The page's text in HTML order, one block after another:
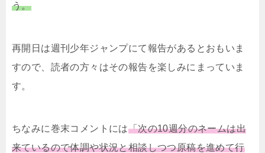
う。
再開日は週刊少年ジャンプにて報告があるとおもいま
すので、読者の方々はその報告を楽しみにまっていま
す。
ちなみに巻末コメントには「次の10週分のネームは出
来ているので体調や状況と相談しつつ原稿を進めて行